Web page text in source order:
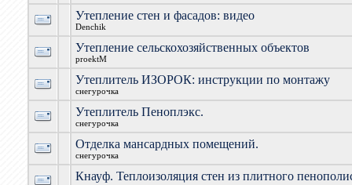
Утепление стен и фасадов: видео
Denchik
Утепление сельскохозяйственных объектов
proektM
Утеплитель ИЗОРОК: инструкции по монтажу
снегурочка
Утеплитель Пеноплэкс.
снегурочка
Отделка мансардных помещений.
снегурочка
Кнауф. Теплоизоляция стен из плитного